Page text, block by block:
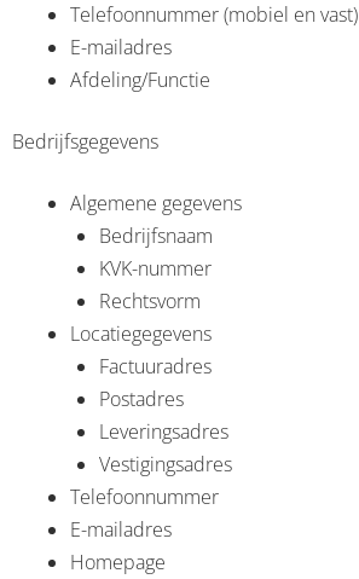
Telefoonnummer (mobiel en vast)
E-mailadres
Afdeling/Functie
Bedrijfsgegevens
Algemene gegevens
Bedrijfsnaam
KVK-nummer
Rechtsvorm
Locatiegegevens
Factuuradres
Postadres
Leveringsadres
Vestigingsadres
Telefoonnummer
E-mailadres
Homepage